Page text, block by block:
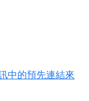
中的預先連結來